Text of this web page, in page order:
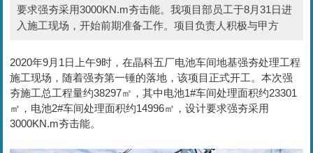
要求强夯采用3000KN.m夯击能。我项目部员工于8月31日进
入施工现场，开始前期准备工作。项目负责人积极与甲方
2020年9月1日上午9时，在晶科五厂电池车间地基强夯处理工程
施工现场，随着强夯第一锤的落地，该项目正式开工。本次强
夯施工总工程量约38297㎡，其中电池1#车间处理面积约23301
㎡，电池2#车间处理面积约14996㎡，设计要求强夯采用
3000KN.m夯击能。